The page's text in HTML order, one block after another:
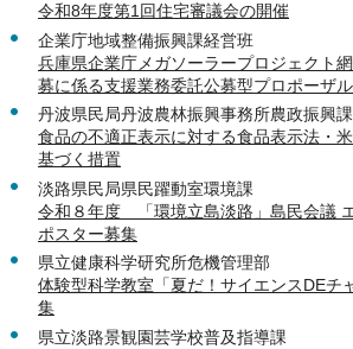
令和8年度第1回住宅審議会の開催
企業庁地域整備振興課経営班
兵庫県企業庁メガソーラープロジェクト
募に係る支援業務委託公募型プロポーザ
丹波県民局丹波農林振興事務所農政振興課
食品の不適正表示に対する食品表示法・
基づく措置
淡路県民局県民躍動室環境課
令和８年度 「環境立島淡路」島民会議
ポスター募集
県立健康科学研究所危機管理部
体験型科学教室「夏だ！サイエンスDEチ
集
県立淡路景観園芸学校普及指導課